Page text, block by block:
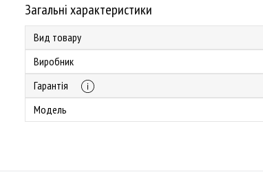
Загальні характеристики
Вид товару
Виробник
Гарантія
Модель